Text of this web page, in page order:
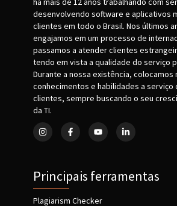
desenvolvendo software e aplicativos
clientes em todo o Brasil. Nos últimos
engajamos em um processo de
passamos a atender clientes
tendo em vista a qualidade do serviço
Durante a nossa existência, colocamos
conhecimentos e habilidades a serviço
clientes, sempre buscando o seu
da TI.
Principais ferramentas
Plagiarism Checker